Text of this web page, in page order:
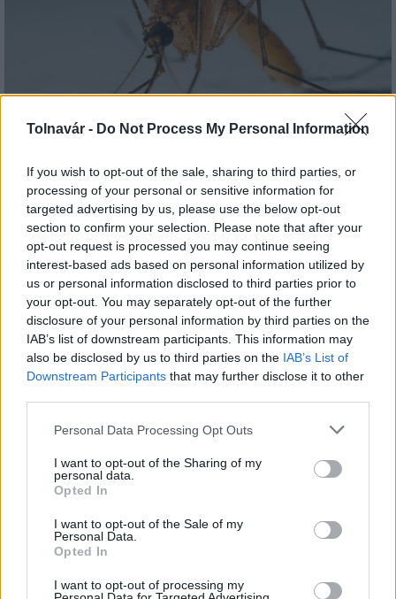
Tolnavár - Do Not Process My Personal Information
If you wish to opt-out of the sale, sharing to third parties, or
processing of your personal or sensitive information for
targeted advertising by us, please use the below opt-out
section to confirm your selection. Please note that after your
opt-out request is processed you may continue seeing
interest-based ads based on personal information utilized by
us or personal information disclosed to third parties prior to
your opt-out. You may separately opt-out of the further
disclosure of your personal information by third parties on the
IAB’s list of downstream participants. This information may
also be disclosed by us to third parties on the IAB’s List of
Downstream Participants that may further disclose it to other
Please note that this website/app uses one or more Google
not limited to your visit or usage behaviour. You may click to
grant or deny consent to Google and its third-party tags to
use your data for below specified purposes in below Google
consent section.
Personal Data Processing Opt Outs
I want to opt-out of the Sharing of my
personal data.
Opted In
I want to opt-out of the Sale of my
Personal Data.
Opted In
I want to opt-out of processing my
A lakosságra is fontos szerep hárul a szúnyoginvázió
Országos hírek
MAGYAR ÉPÍTŐK